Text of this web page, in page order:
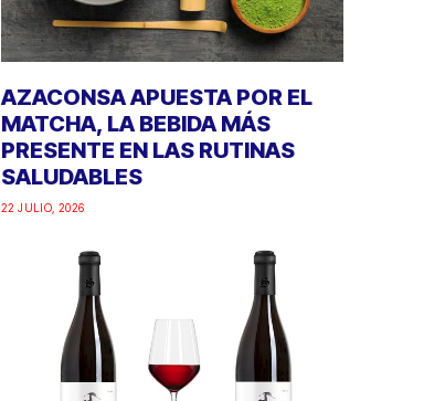
AZACONSA APUESTA POR EL
MATCHA, LA BEBIDA MÁS
PRESENTE EN LAS RUTINAS
SALUDABLES
22 JULIO, 2026